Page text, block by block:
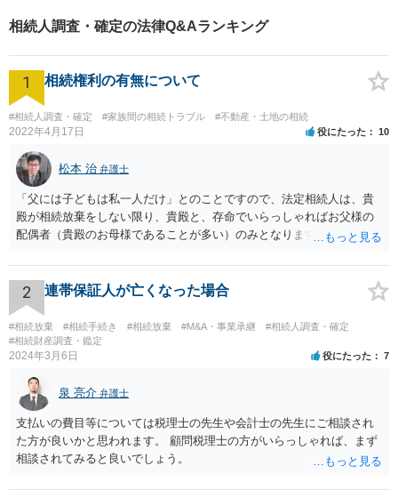
相続人調査・確定の法律Q&Aランキング
1 相続権利の有無について
#相続人調査・確定 #家族間の相続トラブル #不動産・土地の相続
2022年4月17日 役にたった 10
松本 治 弁護士
「父には子どもは私一人だけ」とのことですので、法定相続人は、貴
殿が相続放棄をしない限り、貴殿と、存命でいらっしゃればお父様の
配偶者（貴殿のお母様であることが多い）のみとなります。遺言がな
2 連帯保証人が亡くなった場合
#相続放棄 #相続手続き #相続放棄 #M&A・事業承継
#相続人調査・確定
#相続財産調査・鑑定
2024年3月6日 役にたった 7
泉 亮介 弁護士
支払いの費目等については税理士の先生や会計士の先生にご相談され
た方が良いかと思われます。 顧問税理士の方がいらっしゃれば、まず
相談されてみると良いでしょう。